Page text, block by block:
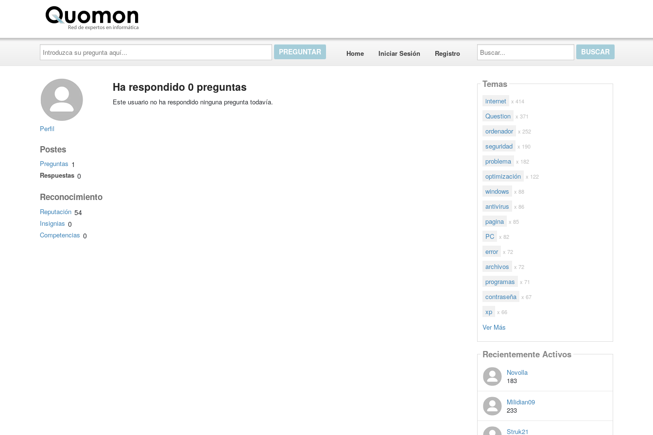
Introduzca
su
pregunta
aquí...
Home Iniciar Sesión Registro
Buscar...
Perfil
Postes
Preguntas 1
Respuestas 0
Reconocimiento
Reputación 54
Insignias 0
Competencias 0
Ha respondido 0 preguntas
Este usuario no ha respondido ninguna pregunta todavía.
Temas
internet x 414
Question x 371
ordenador x 252
seguridad x 190
problema x 182
optimización x 122
windows x 88
antivirus x 86
pagina x 85
PC x 82
error x 72
archivos x 72
programas x 71
contraseña x 67
xp x 66
Ver Más
Recientemente Activos
Novolla
183
Milidian09
233
Struk21